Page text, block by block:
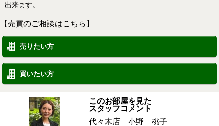
出来ます。
【売買のご相談はこちら】
売りたい方
買いたい方
このお部屋を見た
スタッフコメント
代々木店 小野 桃子